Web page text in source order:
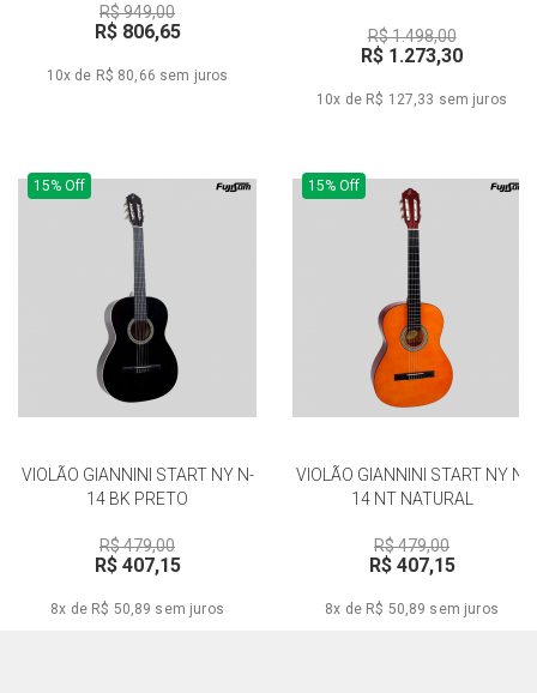
R$ 949,00
R$ 806,65
10x de R$ 80,66 sem juros
R$ 1.498,00
R$ 1.273,30
10x de R$ 127,33 sem juros
15% Off
VIOLÃO GIANNINI START NY N-
14 BK PRETO
R$ 479,00
R$ 407,15
8x de R$ 50,89 sem juros
15% Off
VIOLÃO GIANNINI START NY N-
14 NT NATURAL
R$ 479,00
R$ 407,15
8x de R$ 50,89 sem juros